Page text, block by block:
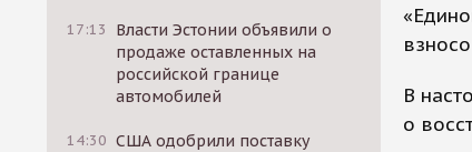
17:13
Власти Эстонии объявили о
продаже оставленных на
российской границе
автомобилей
14:30 США одобрили поставку
В
о